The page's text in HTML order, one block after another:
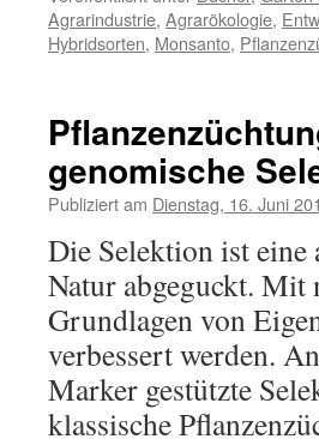
Agrarindustrie, Agrarökologie,
Hybridsorten, Monsanto,
genomische
Publiziert am Dienstag, 16. Juni
Die Selektion ist eine
Natur abgeguckt. Mit
Grundlagen von
verbessert werden.
Marker gestützte
klassische